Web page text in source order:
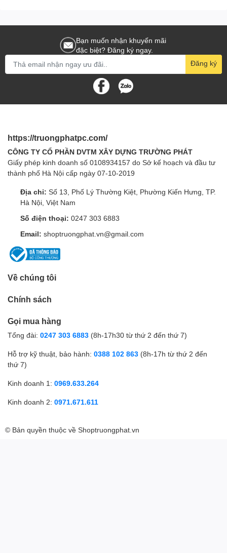
Bạn muốn nhận khuyến mãi
đặc biệt? Đăng ký ngay.
Đăng ký
https://truongphatpc.com/
CÔNG TY CỔ PHẦN DVTM XÂY DỰNG TRƯỜNG PHÁT
Giấy phép kinh doanh số 0108934157 do Sở kế hoạch và đầu tư
thành phố Hà Nội cấp ngày 07-10-2019
Địa chỉ: Số 13, Phố Lý Thường Kiệt, Phường Kiến Hưng, TP.
Hà Nội, Việt Nam
Số điện thoại: 0247 303 6883
Email: shoptruongphat.vn@gmail.com
Về chúng tôi
Chính sách
Gọi mua hàng
Tổng đài: 0247 303 6883 (8h-17h30 từ thứ 2 đến thứ 7)
Hỗ trợ kỹ thuật, bảo hành: 0388 102 863 (8h-17h từ thứ 2 đến
thứ 7)
Kinh doanh 1: 0969.633.264
Kinh doanh 2: 0971.671.611
© Bản quyền thuộc về Shoptruongphat.vn